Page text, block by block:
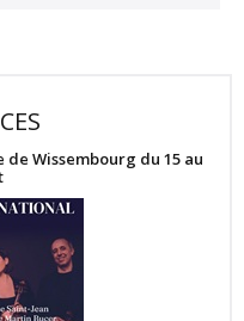
Wissembourg du 15 au